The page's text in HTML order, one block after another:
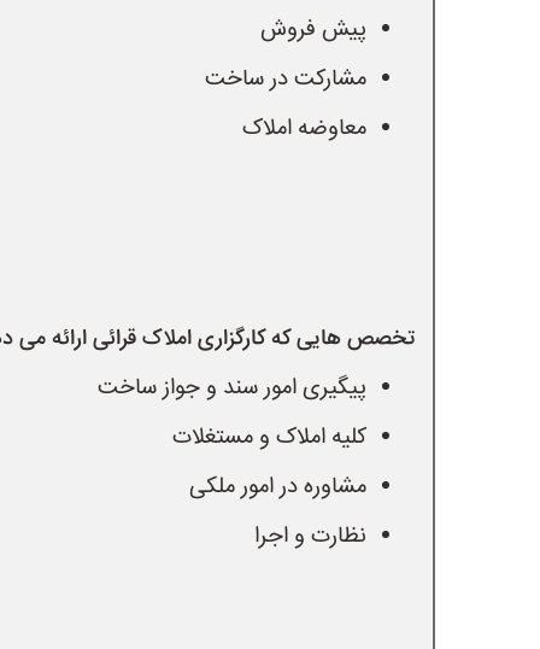
پیش فروش
مشارکت در ساخت
معاوضه املاک
تخصص هایی که کارگزاری املاک قرائی ارائه می
پیگیری امور سند و جواز ساخت
کلیه املاک و مستغلات
مشاوره در امور ملکی
نظارت و اجرا